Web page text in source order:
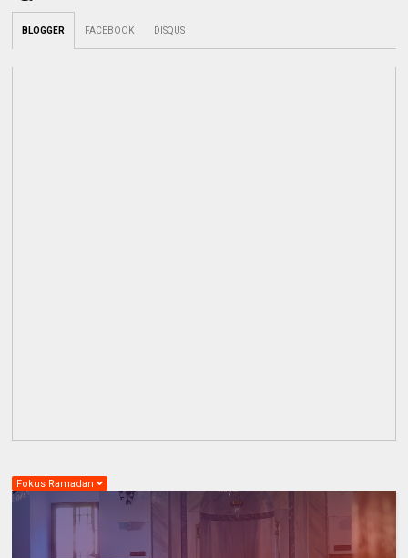
BLOGGER FACEBOOK DISQUS
Fokus Ramadan